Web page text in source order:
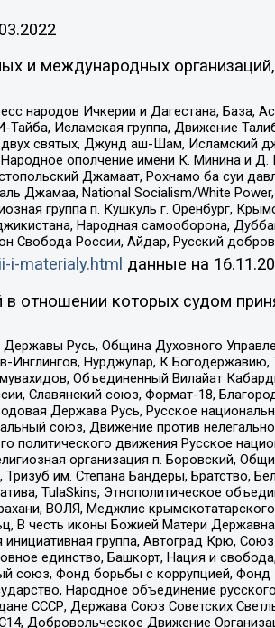
и международных
народов Ичкерии и Дагестана, База,
Исламская группа, Движение
святых, Джунд аш-Шам, Исламский
ополчение имени К. Минина и Д.
Джамаат, Рохнамо ба суи
Джамаа, National Socialism/White Power,
группа п. Кушкуль г. Оренбург,
Народная самооборона,
Свобода России, Айдар, Русский
materialy.html данные на
отношении которых судом
Русь, Община Духовного
Нурджулар, К Богодержавию,
Объединенный Вилайат
Славянский союз, Формат-18,
Держава Русь, Русское
союз, Движение против
движения Русское
организация п. Боровский,
им. Степана Бандеры, Братство,
TulaSkins, Этнополитическое
ВОЛЯ, Меджлис
В честь иконы Божией Матери
группа, Автоград Крю,
единство, Башкорт, Нация и
союз, Фонд борьбы с коррупцией,
Народное объединение
СССР, Держава Союз Советских
Добровольческое Движение